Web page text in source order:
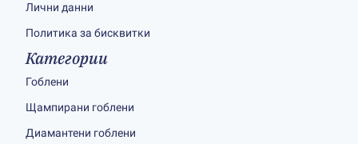
Лични данни
Политика за бисквитки
Категории
Гоблени
Щампирани гоблени
Диамантени гоблени